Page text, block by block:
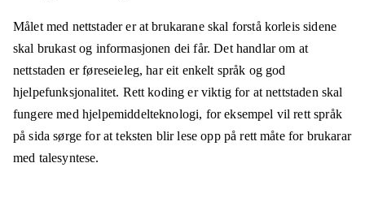
Målet med nettstader er at brukarane skal forstå korleis sidene
skal brukast og informasjonen dei får. Det handlar om at
nettstaden er føreseieleg, har eit enkelt språk og god
hjelpefunksjonalitet. Rett koding er viktig for at nettstaden skal
fungere med hjelpemiddelteknologi, for eksempel vil rett språk
på sida sørge for at teksten blir lese opp på rett måte for brukarar
med talesyntese.